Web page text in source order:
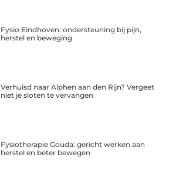
Fysio Eindhoven: ondersteuning bij pijn,
herstel en beweging
Verhuisd naar Alphen aan den Rijn? Vergeet
niet je sloten te vervangen
Fysiotherapie Gouda: gericht werken aan
herstel en beter bewegen